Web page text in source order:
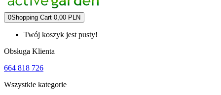
0Shopping Cart 0,00 PLN
Twój koszyk jest pusty!
Obsługa Klienta
664 818 726
Wszystkie kategorie